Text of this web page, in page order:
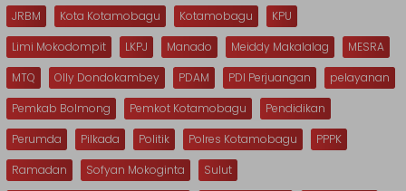
JRBM
Kota Kotamobagu Kotamobagu
KPU
Limi Mokodompit
LKPJ Manado Meiddy Makalalag
MESRA
MTQ
Olly Dondokambey PDAM PDI Perjuangan
pelayanan
Pemkab Bolmong
Pemkot Kotamobagu
Pendidikan
Perumda
Pilkada Politik Polres Kotamobagu
PPPK
Ramadan
Sofyan Mokoginta
Sulut